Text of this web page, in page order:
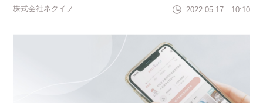
株式会社ネクイノ 2022.05.17 10:10